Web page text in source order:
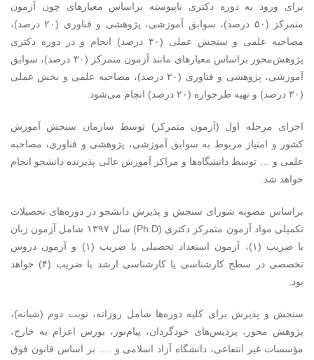
برای ورود به دوره دکتری ناپیوسته بر‌اساس معیارهای چون آزمون
متمرکز (۵۰ درصد)، سوابق آموزشی، پژوهشی و فناوری (۲۰ درصد)،
مصاحبه علمی و سنجش عملی (۳۰ درصد) انجام و در دوره دکتری
پژوهش‌محور بر‌اساس معیارهای مانند آزمون متمرکز (۳۰ درصد)، سوابق
آموزشی، پژوهشی و فناوری (۲۰ درصد)، مصاحبه علمی و بخش عملی
(۳۰ درصد) و تهیه طرحواره (۲۰ درصد) انجام می‌شود.
اجرای مرحله اول (آزمون متمرکز) توسط سازمان سنجش آموزش
کشور و امتیاز مربوط به سوابق آموزشی، پژوهشی و فناوری، مصاحبه
علمی و … توسط دانشگاه‌ها و مراکز آموزش عالی پذیرنده دانشجو انجام
خواهد شد.
براساس مصوبه شورای سنجش و پذیرش دانشجو در دوره‌های تحصیلات
تکمیلی مواد آزمون متمرکز دکتری (Ph.D) سال ۱۳۹۷ شامل
آزمون زبان
با ضریب (۱)،
آزمون استعداد تحصیلی با ضریب (۱) و آزمون دروس
تخصصی در سطح کارشناسی یا کارشناسی ارشد با ضریب (۴) خواهد
بود.
سنجش و پذیرش برای کلیه دوره‌ها شامل روزانه، نوبت دوم (شبانه)،
پژوهش محور، پردیس‌های خودگردان، پیام‌نور، بورس اعزام به خارج،
مؤسسات غیر انتفاعی، دانشگاه آزاد اسلامی و …. بر اساس قانون فوق